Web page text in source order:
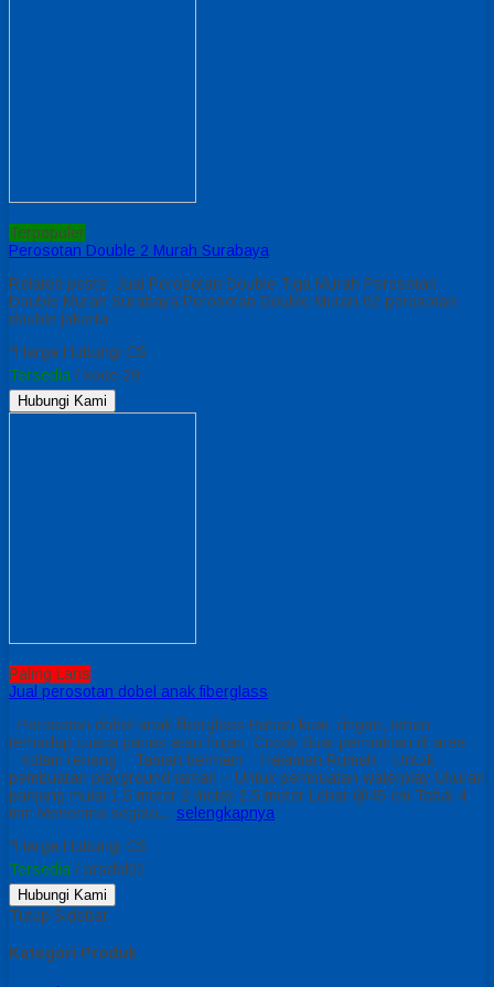
Terpopuler
Perosotan Double 2 Murah Surabaya
Related posts: Jual Perosotan Double Tiga Murah Perosotan
Double Murah Surabaya Perosotan Double Murah 02 perosotan
double jakarta
*Harga Hubungi CS
Tersedia / kode 29
Hubungi Kami
Paling Laris
Jual perosotan dobel anak fiberglass
Perosotan dobel anak fiberglass Bahan kuat, ringan, tahan
terhadap cuaca panas atau hujan. Cocok Buat permainan di area :
– kolam renang – Taman bermain – Halaman Rumah – Untuk
pembuatan playground taman – Untuk pembuatan waterplay Ukuran
panjang mulai 1,5 meter 2 meter 2,5 meter Lebar @45 cm Tebal 4
mm Menerima segala… selengkapnya
*Harga Hubungi CS
Tersedia / prsdbl01
Hubungi Kami
Tutup Sidebar
Kategori Produk